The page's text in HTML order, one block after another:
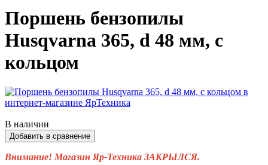
Поршень бензопилы
Husqvarna 365, d 48 мм, с
кольцом
В наличии
Добавить в сравнение
Внимание! Магазин Яр-Техника ЗАКРЫЛСЯ.